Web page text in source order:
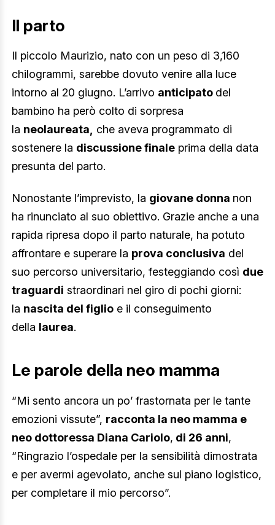
Il parto
Il piccolo Maurizio, nato con un peso di 3,160
chilogrammi, sarebbe dovuto venire alla luce
intorno al 20 giugno. L’arrivo anticipato del
bambino ha però colto di sorpresa
la neolaureata, che aveva programmato di
sostenere la discussione finale prima della data
presunta del parto.
Nonostante l’imprevisto, la giovane donna non
ha rinunciato al suo obiettivo. Grazie anche a una
rapida ripresa dopo il parto naturale, ha potuto
affrontare e superare la prova conclusiva del
suo percorso universitario, festeggiando così due
traguardi straordinari nel giro di pochi giorni:
la nascita del figlio e il conseguimento
della laurea.
Le parole della neo mamma
“Mi sento ancora un po’ frastornata per le tante
emozioni vissute”, racconta la neo mamma e
neo dottoressa Diana Cariolo, di 26 anni,
“Ringrazio l’ospedale per la sensibilità dimostrata
e per avermi agevolato, anche sul piano logistico,
per completare il mio percorso”.